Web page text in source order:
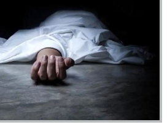
۱۴۰۵ / شاخص افزایشی شد + تحلیل